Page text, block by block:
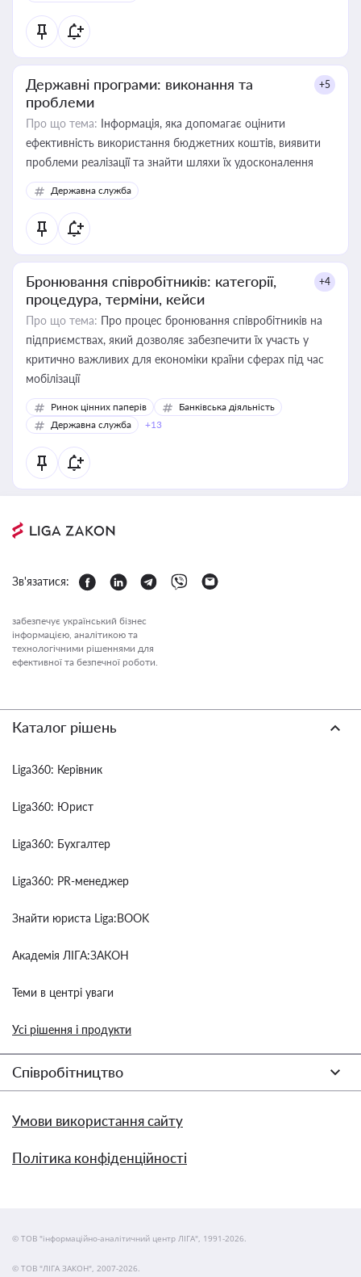
Державні програми: виконання та
проблеми
+5
Про що тема: Інформація, яка допомагає оцінити
ефективність використання бюджетних коштів, виявити
проблеми реалізації та знайти шляхи їх удосконалення
Державна служба
Бронювання співробітників: категорії,
процедура, терміни, кейси
+4
Про що тема: Про процес бронювання співробітників на
підприємствах, який дозволяє забезпечити їх участь у
критично важливих для економіки країни сферах під час
мобілізації
Ринок цінних паперів
Банківська діяльність
Державна служба
+13
Зв'язатися:
забезпечує український бізнес
інформацією, аналітикою та
технологічними рішеннями для
ефективної та безпечної роботи.
Каталог рішень
Liga360: Керівник
Liga360: Юрист
Liga360: Бухгалтер
Liga360: PR-менеджер
Знайти юриста Liga:BOOK
Академія ЛІГА:ЗАКОН
Теми в центрі уваги
Усі рішення і продукти
Співробітництво
Умови використання сайту
Політика конфіденційності
© ТОВ "інформаційно-аналітичний центр ЛІГА", 1991-2026.
© ТОВ "ЛІГА ЗАКОН", 2007-2026.